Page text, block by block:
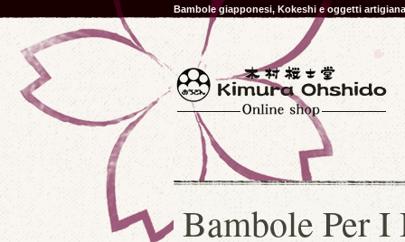
Bambole giapponesi, Kokeshi e oggetti
Bambole Per